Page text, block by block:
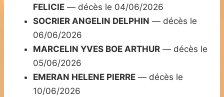
FELICIE — décès le 04/06/2026
SOCRIER ANGELIN DELPHIN — décès le
06/06/2026
MARCELIN YVES BOE ARTHUR — décès le
05/06/2026
EMERAN HELENE PIERRE — décès le
10/06/2026